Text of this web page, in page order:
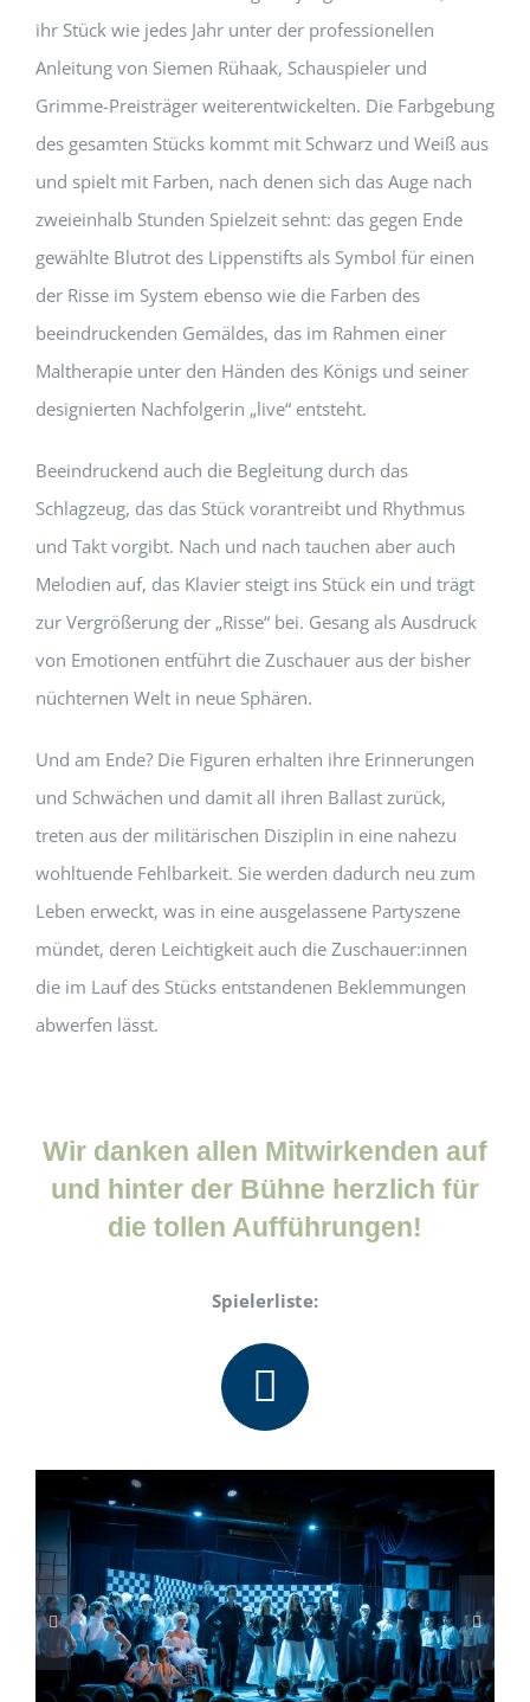
ihr Stück wie jedes Jahr unter der professionellen
Anleitung von Siemen Rühaak, Schauspieler und
Grimme-Preisträger weiterentwickelten. Die Farbgebung
des gesamten Stücks kommt mit Schwarz und Weiß aus
und spielt mit Farben, nach denen sich das Auge nach
zweieinhalb Stunden Spielzeit sehnt: das gegen Ende
gewählte Blutrot des Lippenstifts als Symbol für einen
der Risse im System ebenso wie die Farben des
beeindruckenden Gemäldes, das im Rahmen einer
Maltherapie unter den Händen des Königs und seiner
designierten Nachfolgerin „live“ entsteht.
Beeindruckend auch die Begleitung durch das
Schlagzeug, das das Stück vorantreibt und Rhythmus
und Takt vorgibt. Nach und nach tauchen aber auch
Melodien auf, das Klavier steigt ins Stück ein und trägt
zur Vergrößerung der „Risse“ bei. Gesang als Ausdruck
von Emotionen entführt die Zuschauer aus der bisher
nüchternen Welt in neue Sphären.
Und am Ende? Die Figuren erhalten ihre Erinnerungen
und Schwächen und damit all ihren Ballast zurück,
treten aus der militärischen Disziplin in eine nahezu
wohltuende Fehlbarkeit. Sie werden dadurch neu zum
Leben erweckt, was in eine ausgelassene Partyszene
mündet, deren Leichtigkeit auch die Zuschauer:innen
die im Lauf des Stücks entstandenen Beklemmungen
abwerfen lässt.
Wir danken allen Mitwirkenden auf
und hinter der Bühne herzlich für
die tollen Aufführungen!
Spielerliste: